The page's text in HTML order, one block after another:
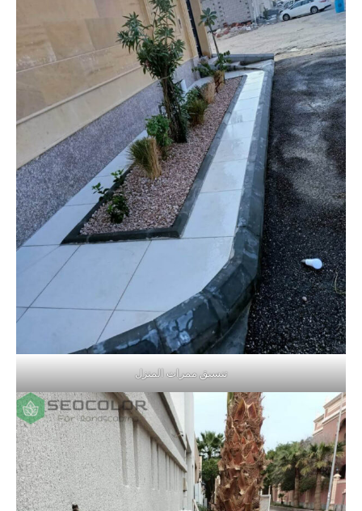
تنسيق ممرات المنزل